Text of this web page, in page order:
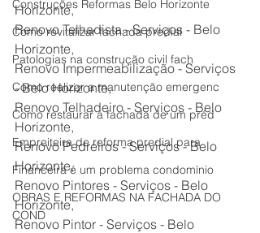
Construções Reformas Belo Horizonte
Como revitalizar fachada predial
Patologias na construção civil fach
Como realizar a manutenção emergenc
Como restaurar a fachada de um préd
Empreiteira de reforma predial para
Financeira é um problema condomínio
OBRAS E REFORMAS NA FACHADA DO
COND
Horizonte,
Renovo Telhadista - Serviços - Belo
Horizonte,
Renovo Impermeabilização - Serviços
- Belo Horizonte,
Renovo Telhadeiro - Serviços - Belo
Horizonte,
Renovo Pedreiros - Serviços - Belo
Horizonte,
Renovo Pintores - Serviços - Belo
Horizonte,
Renovo Pintor - Serviços - Belo